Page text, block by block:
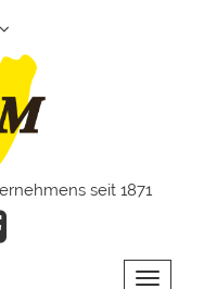
seit 1871
Toggle